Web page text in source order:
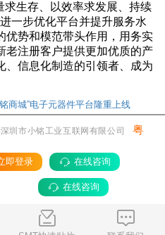
求生存、以效率求发展、持续
进一步优化平台并提升服务水
优势和模范带头作用 ， 用务实
老注册客户提供更加优质的产
、信息化制造的引领者、成为
商城”电子元器件平台隆重上线
即登录 在线咨询
在线咨询
圳市小铭工业互联网有限公司粤
号